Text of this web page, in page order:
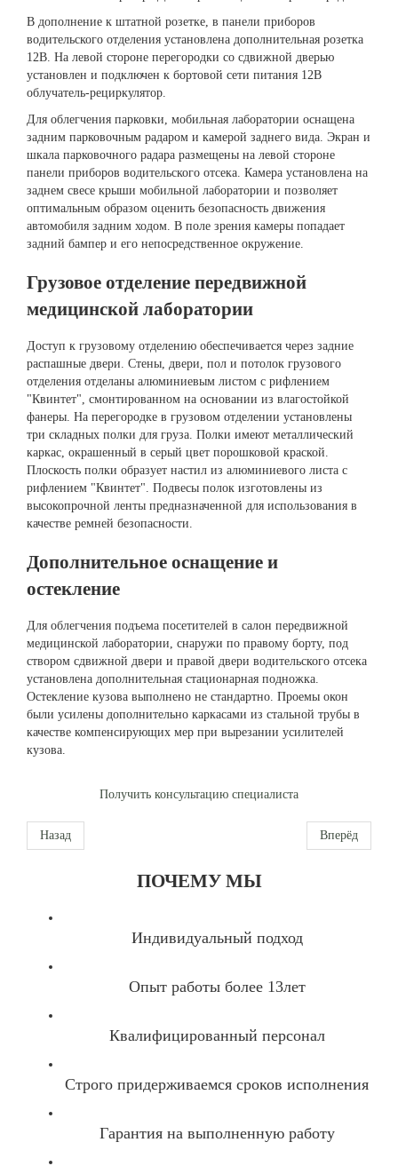
В дополнение к штатной розетке, в панели приборов
водительского отделения установлена дополнительная розетка
12В. На левой стороне перегородки со сдвижной дверью
установлен и подключен к бортовой сети питания 12В
облучатель-рециркулятор.
Для облегчения парковки, мобильная лаборатории оснащена
задним парковочным радаром и камерой заднего вида. Экран и
шкала парковочного радара размещены на левой стороне
панели приборов водительского отсека. Камера установлена на
заднем свесе крыши мобильной лаборатории и позволяет
оптимальным образом оценить безопасность движения
автомобиля задним ходом. В поле зрения камеры попадает
задний бампер и его непосредственное окружение.
Грузовое отделение передвижной
медицинской лаборатории
Доступ к грузовому отделению обеспечивается через задние
распашные двери. Стены, двери, пол и потолок грузового
отделения отделаны алюминиевым листом с рифлением
"Квинтет", смонтированном на основании из влагостойкой
фанеры. На перегородке в грузовом отделении установлены
три складных полки для груза. Полки имеют металлический
каркас, окрашенный в серый цвет порошковой краской.
Плоскость полки образует настил из алюминиевого листа с
рифлением "Квинтет". Подвесы полок изготовлены из
высокопрочной ленты предназначенной для использования в
качестве ремней безопасности.
Дополнительное оснащение и
остекление
Для облегчения подъема посетителей в салон передвижной
медицинской лаборатории, снаружи по правому борту, под
створом сдвижной двери и правой двери водительского отсека
установлена дополнительная стационарная подножка.
Остекление кузова выполнено не стандартно. Проемы окон
были усилены дополнительно каркасами из стальной трубы в
качестве компенсирующих мер при вырезании усилителей
кузова.
Получить консультацию специалиста
Назад Вперёд
ПОЧЕМУ МЫ
Индивидуальный подход
Опыт работы более 13лет
Квалифицированный персонал
Строго придерживаемся сроков исполнения
Гарантия на выполненную работу